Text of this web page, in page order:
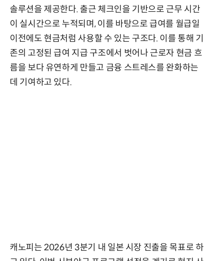
솔루션을 제공한다. 출근 체크인을 기반으로 근무 시간
이 실시간으로 누적되며, 이를 바탕으로 급여를 월급일
이전에도 현금처럼 사용할 수 있는 구조다. 이를 통해 기
존의 고정된 급여 지급 구조에서 벗어나 근로자 현금 흐
름을 보다 유연하게 만들고 금융 스트레스를 완화하는
데 기여하고 있다.
캐노피는 2026년 3분기 내 일본 시장 진출을 목표로 하